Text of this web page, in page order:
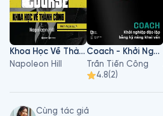
Khoa Học Về Thành Công
Napoleon Hill
Coach - Khởi Nghiệp Độc Lập Bằng Kỹ Năng Khai Vấn
Trần Tiến Công
4.8(2)
Cùng tác giả